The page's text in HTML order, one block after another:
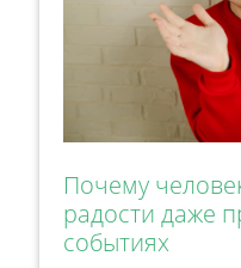
Почему
радости даже
событиях